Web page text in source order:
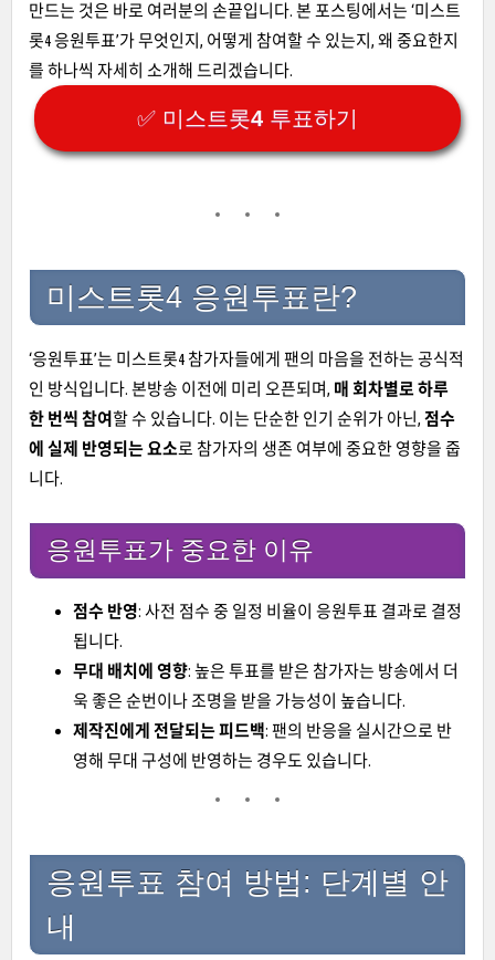
만드는 것은 바로 여러분의 손끝입니다. 본 포스팅에서는 ‘미스트
롯4 응원투표’가 무엇인지, 어떻게 참여할 수 있는지, 왜 중요한지
를 하나씩 자세히 소개해 드리겠습니다.
✅ 미스트롯4 투표하기
미스트롯4 응원투표란?
‘응원투표’는 미스트롯4 참가자들에게 팬의 마음을 전하는 공식적
인 방식입니다. 본방송 이전에 미리 오픈되며, 매 회차별로 하루
한 번씩 참여할 수 있습니다. 이는 단순한 인기 순위가 아닌, 점수
에 실제 반영되는 요소로 참가자의 생존 여부에 중요한 영향을 줍
니다.
응원투표가 중요한 이유
점수 반영: 사전 점수 중 일정 비율이 응원투표 결과로 결정
됩니다.
무대 배치에 영향: 높은 투표를 받은 참가자는 방송에서 더
욱 좋은 순번이나 조명을 받을 가능성이 높습니다.
제작진에게 전달되는 피드백: 팬의 반응을 실시간으로 반
영해 무대 구성에 반영하는 경우도 있습니다.
응원투표 참여 방법: 단계별 안
내